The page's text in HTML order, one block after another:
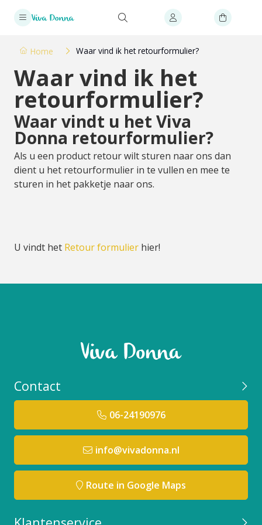
Home Waar vind ik het retourformulier?
Waar vind ik het
retourformulier?
Waar vindt u het Viva
Donna retourformulier?
Als u een product retour wilt sturen naar ons dan
dient u het retourformulier in te vullen en mee te
sturen in het pakketje naar ons.
U vindt het Retour formulier hier!
Contact
06-24190976
info@vivadonna.nl
Route in Google Maps